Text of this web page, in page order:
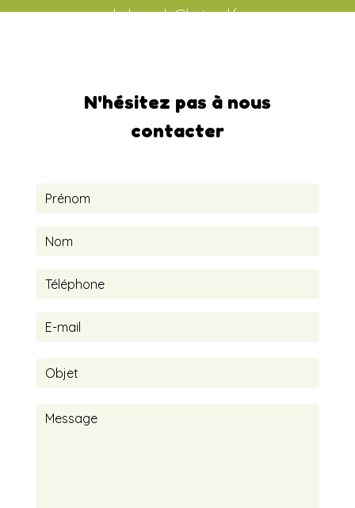
ludo-aude@hotmail.fr
N'hésitez pas à nous
contacter